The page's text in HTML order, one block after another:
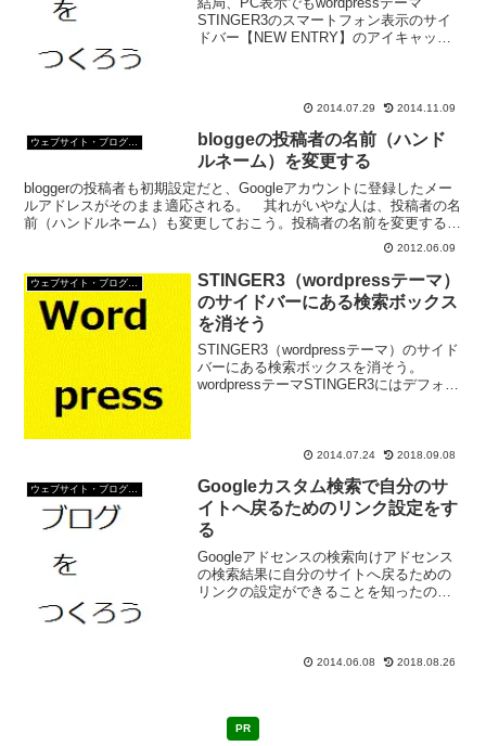
STINGER3のスマートフォン表示のサイ
ドバー【NEW ENTRY】のアイキャッチ
2014.07.29 2014.11.09
ウェブサイト・ブログ作成
bloggeの投稿者の名前（ハンド
ルネーム）を変更する
bloggerの投稿者も初期設定だと、Googleアカウントに登録したメー
ルアドレスがそのまま適応される。 其れがいやな人は、投稿者の名
前（ハンドルネーム）も変更しておこう。投稿者の名前を変更する
2012.06.09
STINGER3（wordpressテーマ）
のサイドバーにある検索ボックス
を消そう
STINGER3（wordpressテーマ）のサイド
バーにある検索ボックスを消そう。
wordpressテーマSTINGER3にはデフォル
2014.07.24 2018.09.08
ウェブサイト・ブログ作成
Googleカスタム検索で自分のサ
イトへ戻るためのリンク設定をす
る
Googleアドセンスの検索向けアドセンス
の検索結果に自分のサイトへ戻るための
リンクの設定ができることを知ったので
2014.06.08 2018.08.26
PR